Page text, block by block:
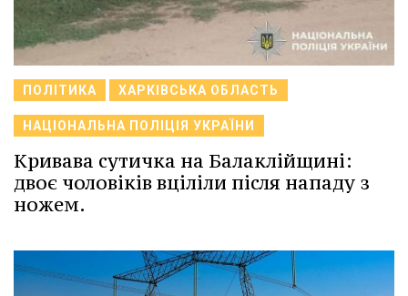
ПОЛІТИКА ХАРКІВСЬКА ОБЛАСТЬ
НАЦІОНАЛЬНА ПОЛІЦІЯ УКРАЇНИ
Кривава сутичка на Балаклійщині:
двоє чоловіків вціліли після нападу з
ножем.